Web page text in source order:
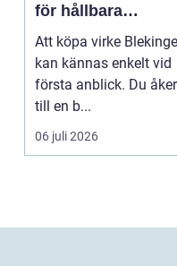
för hållbara
byggprojekt
Att köpa virke Blekinge
kan kännas enkelt vid
första anblick. Du åker
till en b...
06 juli 2026